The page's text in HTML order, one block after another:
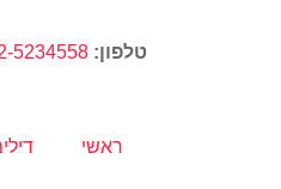
טלפון: 5234558
ראשי